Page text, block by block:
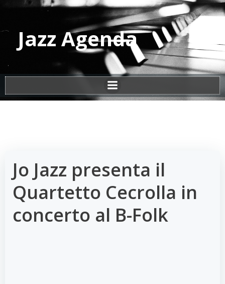
Vai
al
contenuto
Jazz Agenda
Jo Jazz presenta il
Quartetto Cecrolla in
concerto al B-Folk